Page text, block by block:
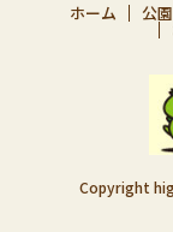
ホーム 公
Copyright